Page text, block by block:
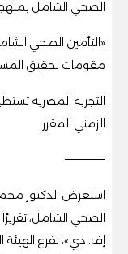
الصحي الشامل
«التأمين الصحي
مقومات تحقيق
التجربة المصرية
الزمني المقرر
—————
استعرض الدكتور
الصحي الشامل، تقريرًا
إف. دي»، لفرع الهيئة